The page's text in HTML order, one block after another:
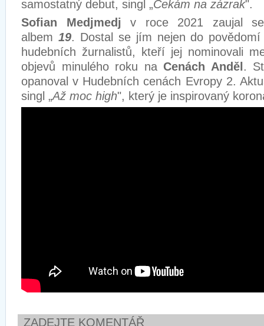
samostatný debut, singl „Čekám na zázrak".
Sofian Medjmedj v roce 2021 zaujal se
albem 19. Dostal se jím nejen do
hudebních žurnalistů, kteří jej nominovali
objevů minulého roku na Cenách Anděl .
opanoval v Hudebních cenách Evropy 2.
singl „Až moc high", který je inspirovaný
ZADEJTE KOMENTÁŘ